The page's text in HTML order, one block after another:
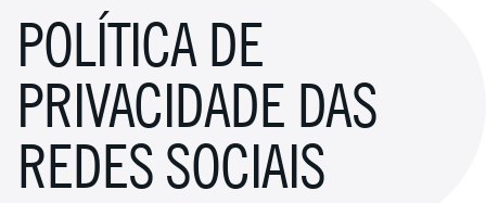
POLÍTICA DE
PRIVACIDADE DAS
REDES SOCIAIS